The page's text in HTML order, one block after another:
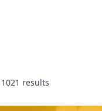
1021 results